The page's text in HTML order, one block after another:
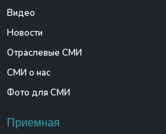
Видео
Новости
Отраслевые СМИ
СМИ о нас
Фото для СМИ
Приемная